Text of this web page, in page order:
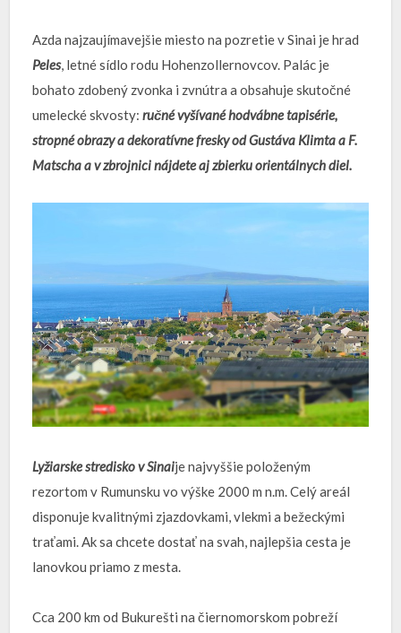
Azda najzaujímavejšie miesto na pozretie v Sinai je hrad
Peles, letné sídlo rodu Hohenzollernovcov. Palác je
bohato zdobený zvonka i zvnútra a obsahuje skutočné
umelecké skvosty:ručné vyšívané hodvábne tapisérie,
stropné obrazy a dekoratívne fresky od Gustáva Klimta a F.
Matscha a v zbrojnici nájdete aj zbierku orientálnych diel.
Lyžiarske stredisko v Sinaije najvyššie položeným
rezortom v Rumunsku vo výške 2000 m n.m. Celý areál
disponuje kvalitnými zjazdovkami, vlekmi a bežeckými
traťami. Ak sa chcete dostať na svah, najlepšia cesta je
lanovkou priamo z mesta.
Cca 200 km od Bukurešti na čiernomorskom pobreží